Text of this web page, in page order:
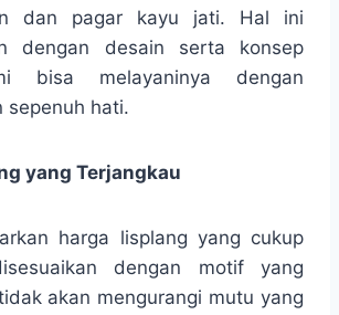
dan pagar kayu jati. Hal ini
dengan desain serta konsep
bisa melayaninya dengan
sepenuh hati.
yang Terjangkau
harga lisplang yang cukup
dengan motif yang
akan mengurangi mutu yang